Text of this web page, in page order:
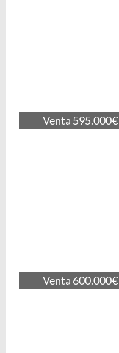
Venta 595.000€
Venta 600.000€